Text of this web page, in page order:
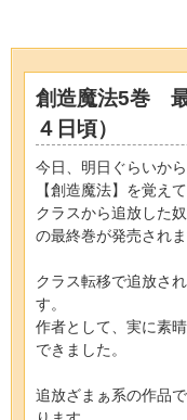
創造魔法5巻
４日頃）
今日、明日ぐらいから
【創造魔法】を覚え
クラスから追放した
の最終巻が発売されま
クラス転移で追放さ
す。
作者として、実に素
できました。
追放ざまぁ系の作品